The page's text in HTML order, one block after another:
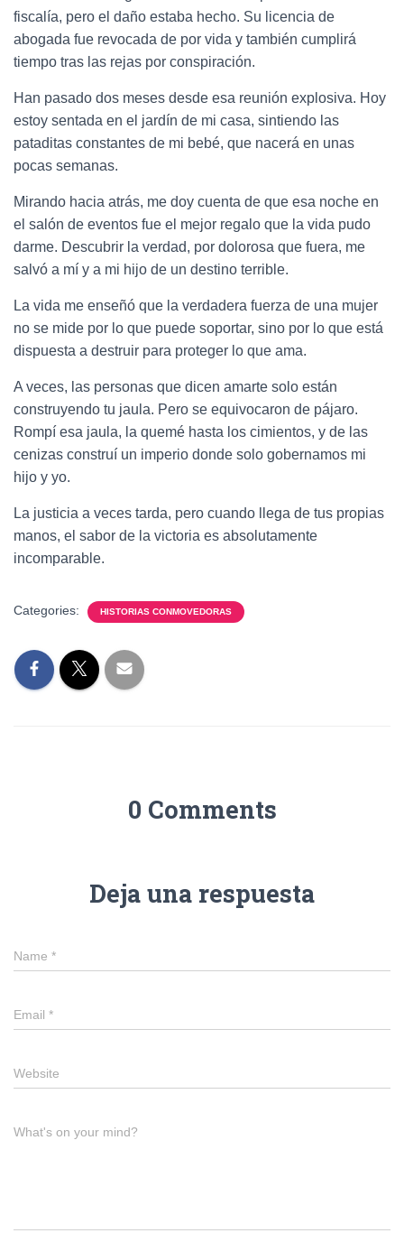
fiscalía, pero el daño estaba hecho. Su licencia de
abogada fue revocada de por vida y también cumplirá
tiempo tras las rejas por conspiración.
Han pasado dos meses desde esa reunión explosiva. Hoy
estoy sentada en el jardín de mi casa, sintiendo las
pataditas constantes de mi bebé, que nacerá en unas
pocas semanas.
Mirando hacia atrás, me doy cuenta de que esa noche en
el salón de eventos fue el mejor regalo que la vida pudo
darme. Descubrir la verdad, por dolorosa que fuera, me
salvó a mí y a mi hijo de un destino terrible.
La vida me enseñó que la verdadera fuerza de una mujer
no se mide por lo que puede soportar, sino por lo que está
dispuesta a destruir para proteger lo que ama.
A veces, las personas que dicen amarte solo están
construyendo tu jaula. Pero se equivocaron de pájaro.
Rompí esa jaula, la quemé hasta los cimientos, y de las
cenizas construí un imperio donde solo gobernamos mi
hijo y yo.
La justicia a veces tarda, pero cuando llega de tus propias
manos, el sabor de la victoria es absolutamente
incomparable.
Categories: HISTORIAS CONMOVEDORAS
0 Comments
Deja una respuesta
Name *
Email *
Website
What's on your mind?